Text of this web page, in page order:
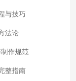
与技巧
法论
作规范
整指南